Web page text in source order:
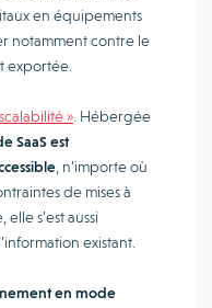
en équipements
notamment contre le
exportée.
» . Hébergée
SaaS est
, n’importe où
de mises à
s’est aussi
existant.
en mode